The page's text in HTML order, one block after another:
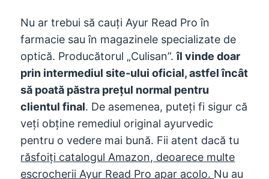
Nu ar trebui să cauți Ayur Read Pro în
farmacie sau în magazinele specializate de
optică. Producătorul „Culisan”.îl vinde doar
prin intermediul site-ului oficial, astfel încât
să poată păstra prețul normal pentru
clientul final. De asemenea, puteți fi sigur că
veți obține remediul original ayurvedic
pentru o vedere mai bună. Fii atent dacă tu
răsfoiți catalogul Amazon, deoarece multe
escrocherii Ayur Read Pro apar acolo. Nu au